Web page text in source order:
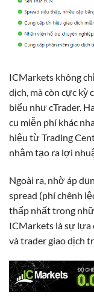
ICMarkets không
dịch, mà còn cực kỳ
biểu như cTrader.
cụ miễn phí khác
hiệu từ Trading
nhằm tạo ra lợi
Ngoài ra, nhờ áp
spread (phí chênh
thấp nhất trong
ICMarkets là sự lựa
và trader giao dịch